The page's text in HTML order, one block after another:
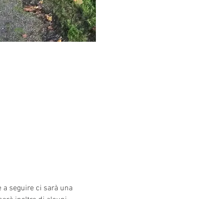
a seguire ci sarà una